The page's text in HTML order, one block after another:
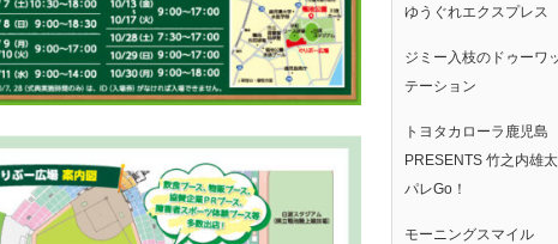
ゆうぐれエクスプレス
ジミー入枝のドゥーワ
テーション
トヨタカローラ鹿児島
PRESENTS 竹之内雄
パレGo！
モーニングスマイル